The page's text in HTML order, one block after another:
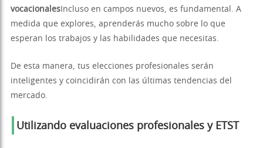
vocacionales Incluso en campos nuevos, es fundamental. A
medida que explores, aprenderás mucho sobre lo que
esperan los trabajos y las habilidades que necesitas.
De esta manera, tus elecciones profesionales serán
inteligentes y coincidirán con las últimas tendencias del
mercado.
Utilizando evaluaciones profesionales y ETST